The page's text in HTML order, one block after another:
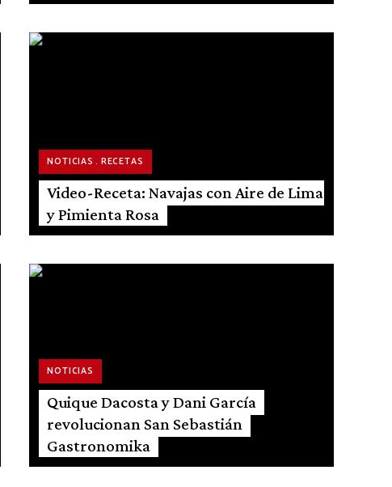
NOTICIAS RECETAS
Video-Receta: Navajas con Aire de Lima
y Pimienta Rosa
NOTICIAS
Quique Dacosta y Dani García
revolucionan San Sebastián
Gastronomika